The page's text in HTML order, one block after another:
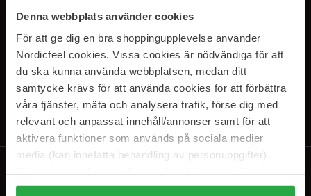
Denna webbplats använder cookies
För att ge dig en bra shoppingupplevelse använder
Nordicfeel cookies. Vissa cookies är nödvändiga för att
du ska kunna använda webbplatsen, medan ditt
samtycke krävs för att använda cookies för att förbättra
våra tjänster, mäta och analysera trafik, förse dig med
relevant och anpassat innehåll/annonser samt för att
aktivera funktioner som används på sociala medier
media (kan innefatta behandling av personuppgifter).
Genom att trycka på "Tillåt alla cookies" accepterar du
SUBSCRIBE TO OUR
NEWSLETTER
Tilaamalla hyväksyttietosuojakäytäntömme. Peruuta tilaus milloin
tahansa.